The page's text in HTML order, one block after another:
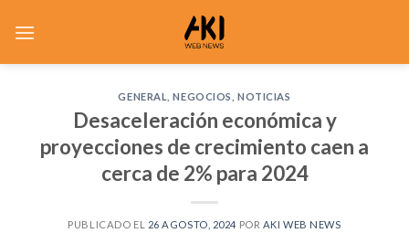
GENERAL ,NEGOCIOS ,NOTICIAS
Desaceleración económica y
proyecciones de crecimiento caen a
cerca de 2% para 2024
PUBLICADO EL 26 AGOSTO, 2024 POR AKI WEB NEWS